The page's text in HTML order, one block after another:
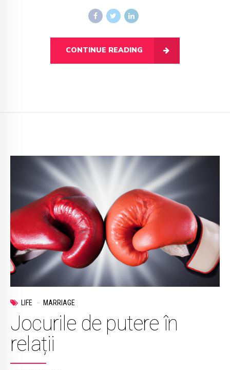
CONTINUE READING
LIFE MARRIAGE
Jocurile de putere în
relații